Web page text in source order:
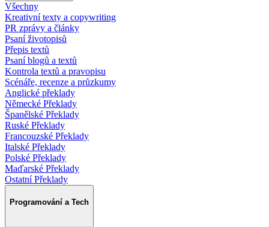
Všechny
Kreativní texty a copywriting
PR zprávy a články
Psaní životopisů
Přepis textů
Psaní blogů a textů
Kontrola textů a pravopisu
Scénáře, recenze a průzkumy
Anglické překlady
Německé Překlady
Španělské Překlady
Ruské Překlady
Francouzské Překlady
Italské Překlady
Polské Překlady
Maďarské Překlady
Ostatní Překlady
Programování a Tech